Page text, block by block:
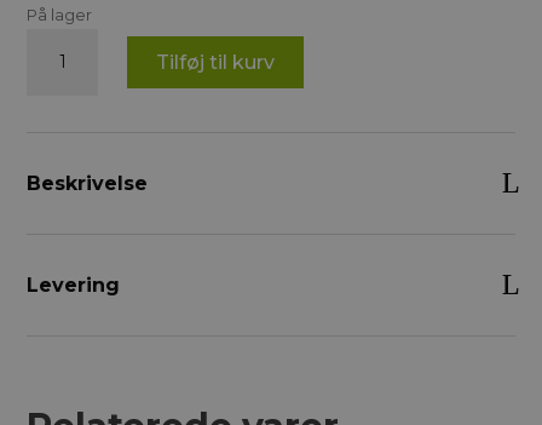
På lager
Lammeskinds
Tilføj til kurv
Beskrivelse
Levering